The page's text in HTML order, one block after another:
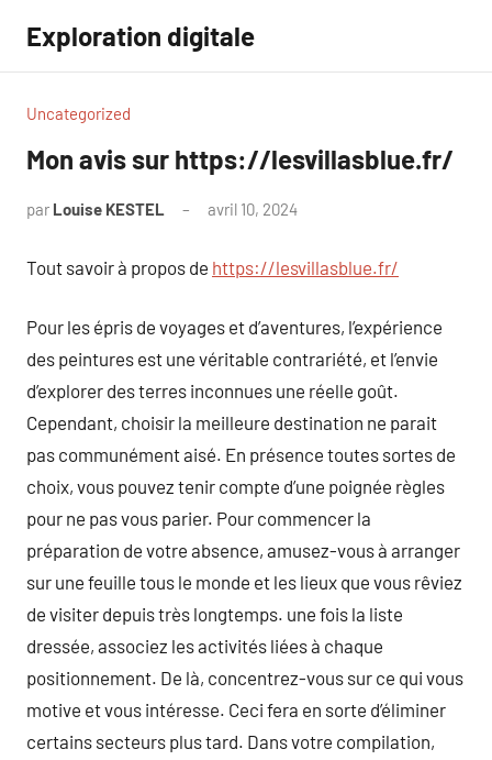
contenu
Exploration digitale
Uncategorized
Mon avis sur https://lesvillasblue.fr/
par Louise KESTEL avril 10, 2024
Tout savoir à propos de https://lesvillasblue.fr/
Pour les épris de voyages et d’aventures, l’expérience
des peintures est une véritable contrariété, et l’envie
d’explorer des terres inconnues une réelle goût.
Cependant, choisir la meilleure destination ne parait
pas communément aisé. En présence toutes sortes de
choix, vous pouvez tenir compte d’une poignée règles
pour ne pas vous parier. Pour commencer la
préparation de votre absence, amusez-vous à arranger
sur une feuille tous le monde et les lieux que vous rêviez
de visiter depuis très longtemps. une fois la liste
dressée, associez les activités liées à chaque
positionnement. De là, concentrez-vous sur ce qui vous
motive et vous intéresse. Ceci fera en sorte d’éliminer
certains secteurs plus tard. Dans votre compilation,